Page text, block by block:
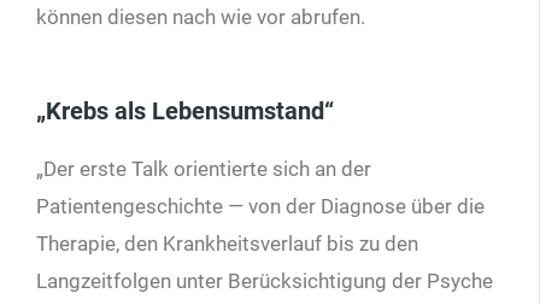
können diesen nach wie vor abrufen.
„Krebs als Lebensumstand“
„Der erste Talk orientierte sich an der
Patientengeschichte — von der Diagnose über die
Therapie, den Krankheitsverlauf bis zu den
Langzeitfolgen unter Berücksichtigung der Psyche